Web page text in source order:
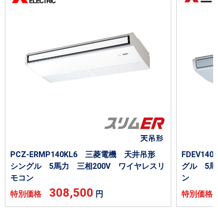
PCZ-ERMP140KL6 三菱電機 天井吊形
シングル 5馬力 三相200V ワイヤレスリ
モコン
特別価格 308,500 円
グル 5馬
ン
特別価